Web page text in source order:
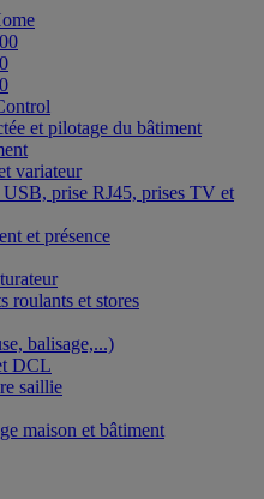
et pilotage du bâtiment
variateur
USB, prise RJ45, prises TV et
et présence
roulants et stores
balisage,...)
DCL
saillie
maison et bâtiment